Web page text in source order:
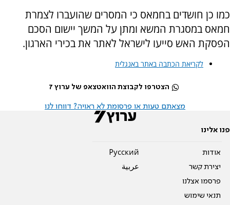
כמו כן חושדים בחמאס כי המסרים שהועברו לצמרת
חמאס במסגרת המשא ומתן על המשך יישום הסכם
הפסקת האש סייעו לישראל לאתר את בכירי הארגון.
לקריאת הכתבה באתר באנגלית
הצטרפו לקבוצת הוואטצאפ של ערוץ 7
מצאתם טעות או פרסומת לא ראויה? דווחו לנו
פנו אלינו
אודות
יצירת קשר
פרסמו אצלנו
תנאי שימוש
Pусский
عربية